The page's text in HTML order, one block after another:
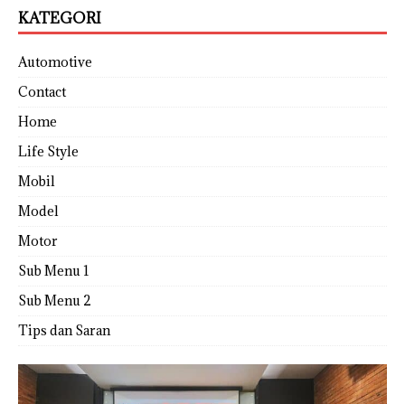
KATEGORI
Automotive
Contact
Home
Life Style
Mobil
Model
Motor
Sub Menu 1
Sub Menu 2
Tips dan Saran